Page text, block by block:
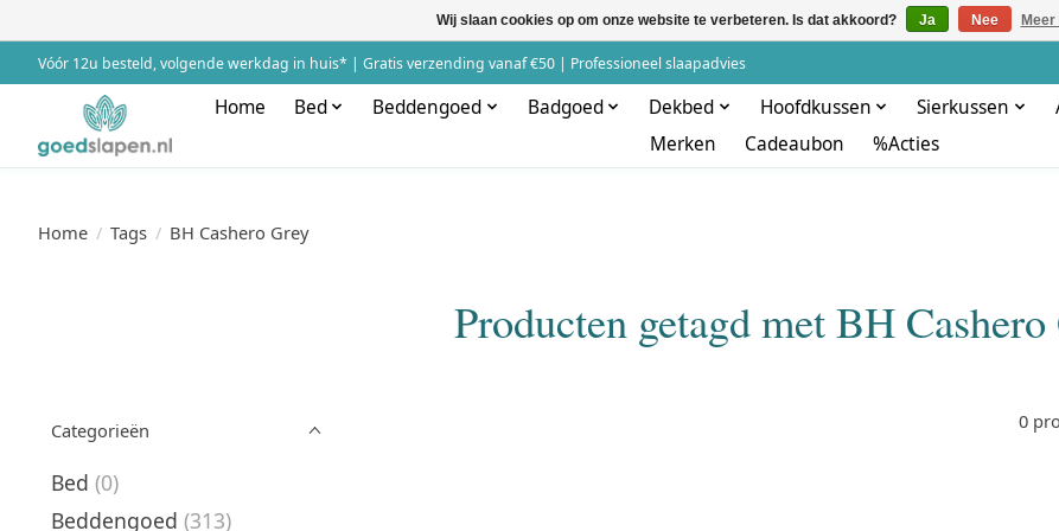
Vóór 12u besteld, volgende werkdag in huis* | Gratis verzending vanaf €50 | Professioneel slaapadvies
Home Bed Beddengoed Badgoed Dekbed Hoofdkussen Sierkussen
Merken
Cadeaubon %Acties
Home / Tags / BH Cashero Grey
Producten getagd met BH
Categorieën
Bed (0)
Beddengoed (313)
0
Wij slaan cookies op om onze website te verbeteren. Is dat akkoord? Ja Nee